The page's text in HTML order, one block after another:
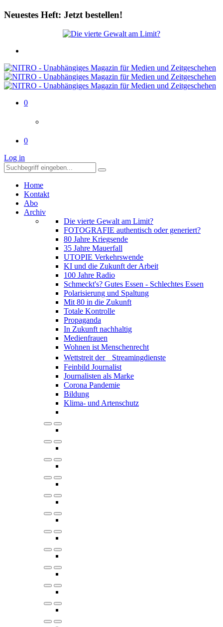
Neuestes Heft: Jetzt bestellen!
0
0
Log in
Home
Kontakt
Abo
Archiv
Die vierte Gewalt am Limit?
FOTOGRAFIE authentisch oder generiert?
80 Jahre Kriegsende
35 Jahre Mauerfall
UTOPIE Verkehrswende
KI und die Zukunft der Arbeit
100 Jahre Radio
Schmeckt's? Gutes Essen - Schlechtes Essen
Polarisierung und Spaltung
Mit 80 in die Zukunft
Totale Kontrolle
Propaganda
In Zukunft nachhaltig
Medienfrauen
Wohnen ist Menschenrecht
Wettstreit der Streamingdienste
Feinbild Journalist
Journalisten als Marke
Corona Pandemie
Bildung
Klima- und Artenschutz